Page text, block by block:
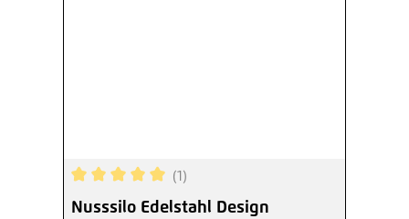
Durchschnittliche Bewertung von 5 von 5
(1)
Nusssilo Edelstahl Design